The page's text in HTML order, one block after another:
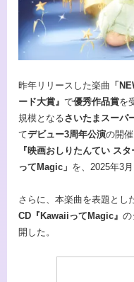
昨年リリースした楽曲 「
ード大賞』 で優秀作品賞を
規模となるさいたまスーパ
てデビュー3周年公演の開
『映画おしりたんてい ス
ってMagic」 を、2025年3
さらに、本楽曲を表題とし
CD『KawaiiってMagic』 の
開した。